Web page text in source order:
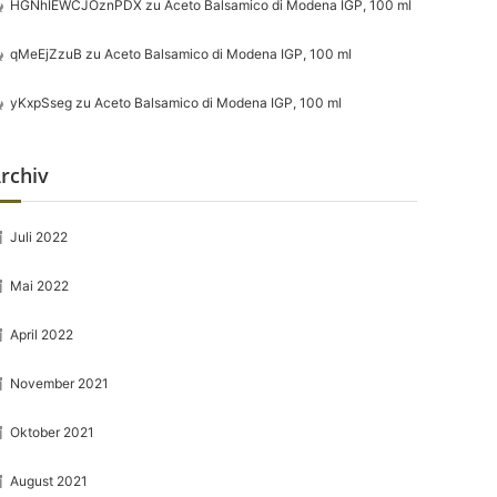
HGNhIEWCJOznPDX zuAceto Balsamico di Modena IGP, 100 ml
qMeEjZzuB zuAceto Balsamico di Modena IGP, 100 ml
yKxpSseg zuAceto Balsamico di Modena IGP, 100 ml
Juli 2022
Mai 2022
April 2022
November 2021
Oktober 2021
August 2021